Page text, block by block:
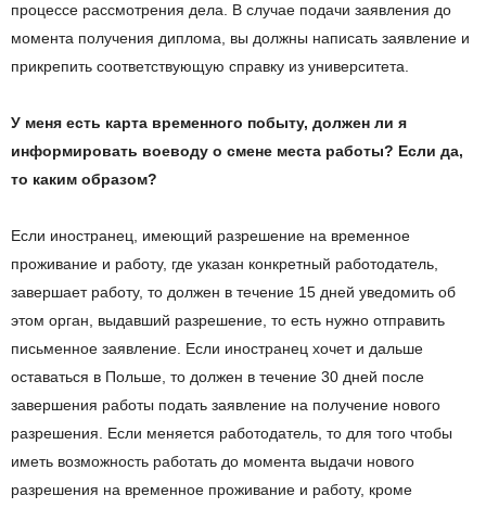
процессе рассмотрения дела. В случае подачи заявления до
момента получения диплома, вы должны написать заявление и
прикрепить соответствующую справку из университета.
У меня есть карта временного побыту, должен ли я
информировать воеводу о смене места работы? Если да,
то каким образом?
Если иностранец, имеющий разрешение на временное
проживание и работу, где указан конкретный работодатель,
завершает работу, то должен в течение 15 дней уведомить об
этом орган, выдавший разрешение, то есть нужно отправить
письменное заявление. Если иностранец хочет и дальше
оставаться в Польше, то должен в течение 30 дней после
завершения работы подать заявление на получение нового
разрешения. Если меняется работодатель, то для того чтобы
иметь возможность работать до момента выдачи нового
разрешения на временное проживание и работу, кроме